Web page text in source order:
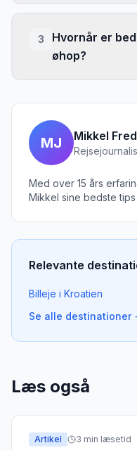
3
Hvornår er
øhop?
MJ Mikkel
Med over 15 års
Mikkel sine bedste
Relevante
Billeje i Kroatien
Se alle destinationer
Læs også
Artikel 3 min læsetid